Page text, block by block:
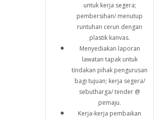
untuk kerja segera;
pembersihan/ menutup
runtuhan cerun dengan
plastik kanvas.
Menyediakan laporan
lawatan tapak untuk
tindakan pihak pengurusan
bagi tujuan; kerja segera/
sebutharga/ tender @
pemaju.
Kerja-kerja pembaikan